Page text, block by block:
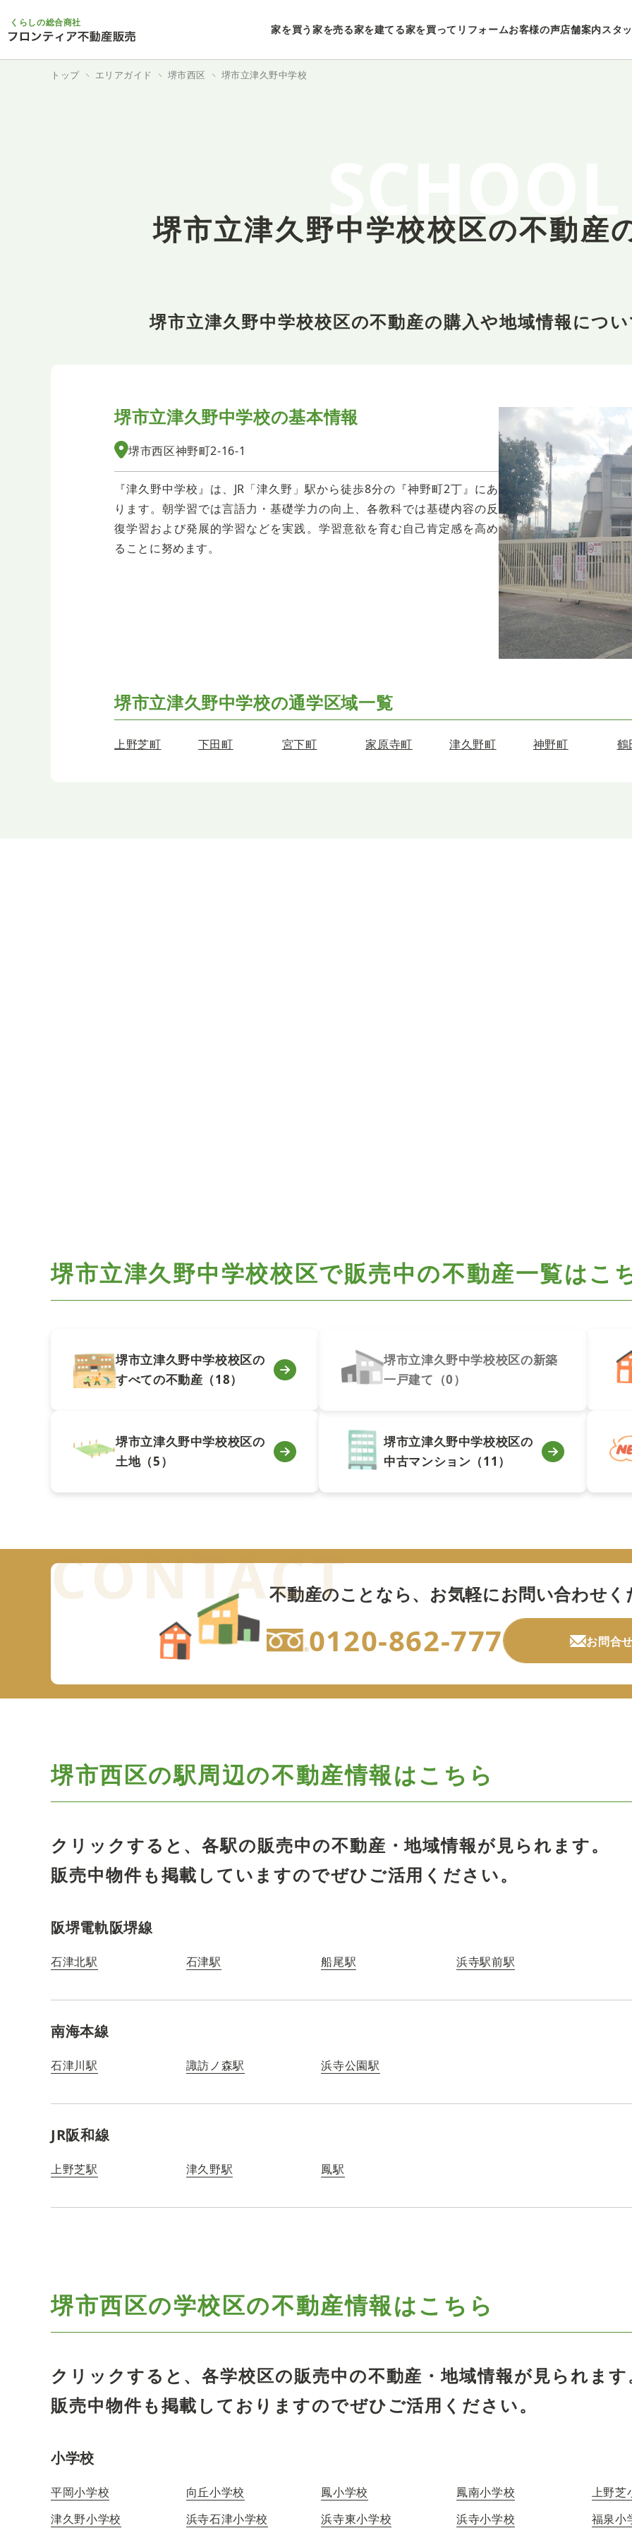
くらしの総合商社
家を買う 家を売る家を建てる家を買ってリフォームお客様の声店舗案内スタ
トップ エリアガイド 堺市西区 堺市立津久野中学校
SCHOOL
堺市立津久野中学校校区の不動産
堺市立津久野中学校校区の不動産の購入や地域情報につ
堺市立津久野中学校の基本情報
堺市西区神野町2-16-1
『津久野中学校』は、JR「津久野」駅から徒歩8分の『神野町2丁』にあ
ります。朝学習では言語力・基礎学力の向上、各教科では基礎内容の反
復学習および発展的学習などを実践。学習意欲を育む自己肯定感を高め
ることに努めます。
堺市立津久野中学校の通学区域一覧
上野芝町 下田町 宮下町 家原寺町 津久野町 神野町 鶴
堺市立津久野中学校校区で販売中の不動産一覧はこ
堺市立津久野中学校校区の
すべての不動産（18）
堺市立津久野中学校校区の新築
一戸建て（0）
堺市立津久野中学校校区の
土地（5）
堺市立津久野中学校校区の
中古マンション（11）
不動産のことなら、 お気軽にお問い合わせく
0120-862-777 お問合
堺市西区の駅周辺の不動産情報はこちら
クリックすると、各駅の販売中の不動産・地域情報が見られます。
販売中物件も掲載していますのでぜひご活用ください。
阪堺電軌阪堺線
石津北駅 石津駅 船尾駅 浜寺駅前駅
南海本線
石津川駅 諏訪ノ森駅 浜寺公園駅
JR阪和線
上野芝駅 津久野駅 鳳駅
堺市西区の学校区の不動産情報はこちら
クリックすると、各学校区の販売中の不動産・地域情報が見られます
販売中物件も掲載しておりますのでぜひご活用ください。
小学校
平岡小学校 向丘小学校 鳳小学校 鳳南小学校
上野芝
津久野小学校
浜寺石津小学校 浜寺東小学校 浜寺小学校 福泉小